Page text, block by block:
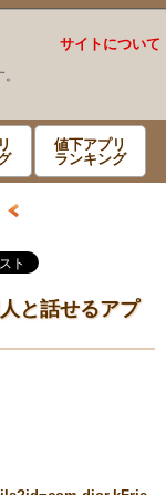
サイトについて
値下アプリ
ランキング
と話せるアプ